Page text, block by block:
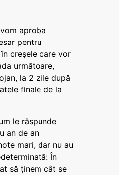
aproba
pentru
creșele care vor
următoare,
la 2 zile după
finale de la
le răspunde
an de an
mari, dar nu au
În
să ținem cât se